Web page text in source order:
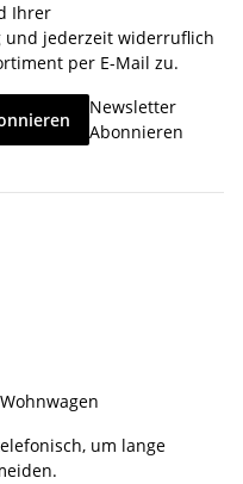
Ihrer
und jederzeit widerruflich
per E-Mail zu.
Newsletter
Abonnieren
um lange